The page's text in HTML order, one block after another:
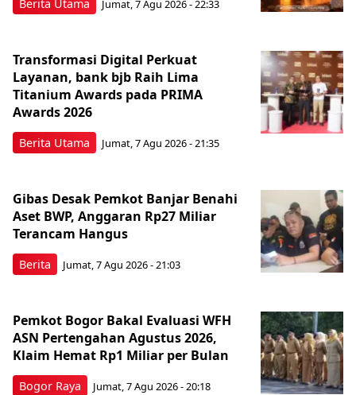
Berita Utama Jumat, 7 Agu 2026 - 22:33
Berita Utama
Transformasi Digital Perkuat
Layanan, bank bjb Raih Lima
Titanium Awards pada PRIMA
Awards 2026
Jumat, 7 Agu 2026 - 21:35
Berita
Gibas Desak Pemkot Banjar Benahi
Aset BWP, Anggaran Rp27 Miliar
Terancam Hangus
Jumat, 7 Agu 2026 - 21:03
Bogor Raya
Pemkot Bogor Bakal Evaluasi WFH
ASN Pertengahan Agustus 2026,
Klaim Hemat Rp1 Miliar per Bulan
Jumat, 7 Agu 2026 - 20:18